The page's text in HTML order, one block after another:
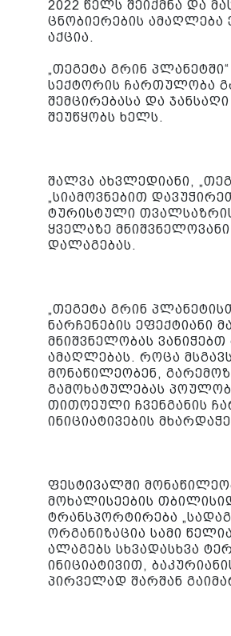
2022 წელს შეიქმნა და
ცნობიერების
აქცია.
„თეგეტა გრინ
სექტორის ჩართულობა
შემცირებასა და
შეუწყობს ხელს.
შალვა ახვლედიანი,
„სიამოვნებით
ტურისტული
ყველაზე
დალაგებას.
„თეგეტა გრინ
ნარჩენების ეფექტიანი
მნიშვნელობას
ამაღლებას. როცა
მონაწილეობენ,
გამოხატულებას
თითოეული ჩვენგანის
ინიციატივების
ფესტივალში
მოხალისეების
ტრანსპორტირება
ორგანიზაცია სამი
ალაგებს სხვადასხვა
ინიციატივით,
პირველად შარშან